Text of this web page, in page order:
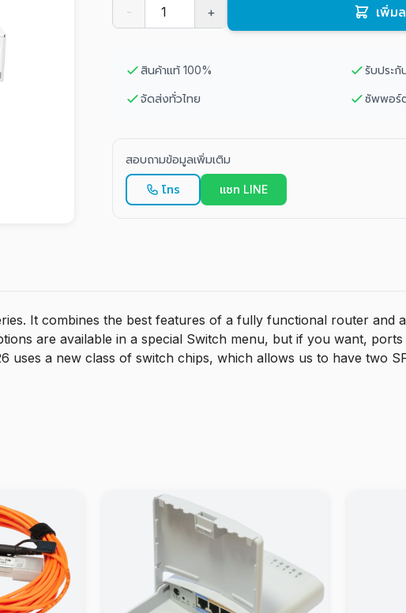
- + เพิ่ม
สินค้าแท้ 100% รับประกั
จัดส่งทั่วไทย ซัพพอร์
สอบถามข้อมูลเพิ่มเติม
โทร แชท LINE
It combines the best features of a fully functional router and
are available in a special Switch menu, but if you want,
uses a new class of switch chips, which allows us to have two